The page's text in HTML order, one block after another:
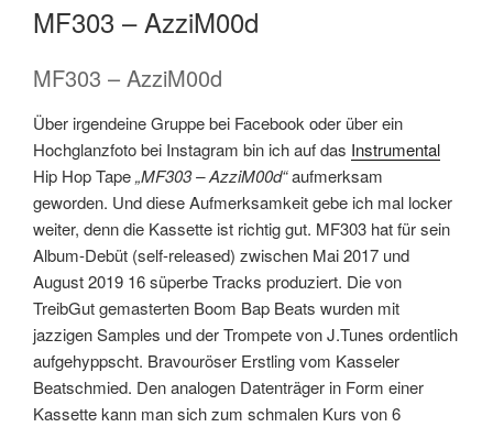
MF303 – AzziM00d
MF303 – AzziM00d
Über irgendeine Gruppe bei Facebook oder über ein
Hochglanzfoto bei Instagram bin ich auf das Instrumental
Hip Hop Tape„MF303 – AzziM00d“aufmerksam
geworden. Und diese Aufmerksamkeit gebe ich mal locker
weiter, denn die Kassette ist richtig gut. MF303 hat für sein
Album-Debüt (self-released) zwischen Mai 2017 und
August 2019 16 süperbe Tracks produziert. Die von
TreibGut gemasterten Boom Bap Beats wurden mit
jazzigen Samples und der Trompete von J.Tunes ordentlich
aufgehyppscht. Bravouröser Erstling vom Kasseler
Beatschmied. Den analogen Datenträger in Form einer
Kassette kann man sich zum schmalen Kurs von 6